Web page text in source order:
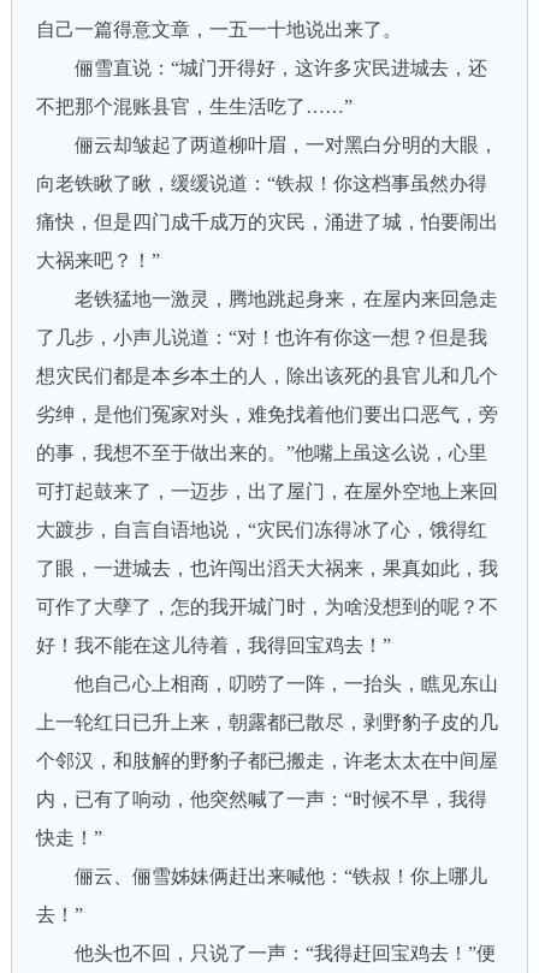
自己一篇得意文章，一五一十地说出来了。
俪雪直说：“城门开得好，这许多灾民进城去，还
不把那个混账县官，生生活吃了……”
俪云却皱起了两道柳叶眉，一对黑白分明的大眼，
向老铁瞅了瞅，缓缓说道：“铁叔！你这档事虽然办得
痛快，但是四门成千成万的灾民，涌进了城，怕要闹出
大祸来吧？！”
老铁猛地一激灵，腾地跳起身来，在屋内来回急走
了几步，小声儿说道：“对！也许有你这一想？但是我
想灾民们都是本乡本土的人，除出该死的县官儿和几个
劣绅，是他们冤家对头，难免找着他们要出口恶气，旁
的事，我想不至于做出来的。”他嘴上虽这么说，心里
可打起鼓来了，一迈步，出了屋门，在屋外空地上来回
大踱步，自言自语地说，“灾民们冻得冰了心，饿得红
了眼，一进城去，也许闯出滔天大祸来，果真如此，我
可作了大孽了，怎的我开城门时，为啥没想到的呢？不
好！我不能在这儿待着，我得回宝鸡去！”
他自己心上相商，叨唠了一阵，一抬头，瞧见东山
上一轮红日已升上来，朝露都已散尽，剥野豹子皮的几
个邻汉，和肢解的野豹子都已搬走，许老太太在中间屋
内，已有了响动，他突然喊了一声：“时候不早，我得
快走！”
俪云、俪雪姊妹俩赶出来喊他：“铁叔！你上哪儿
去！”
他头也不回，只说了一声：“我得赶回宝鸡去！”便